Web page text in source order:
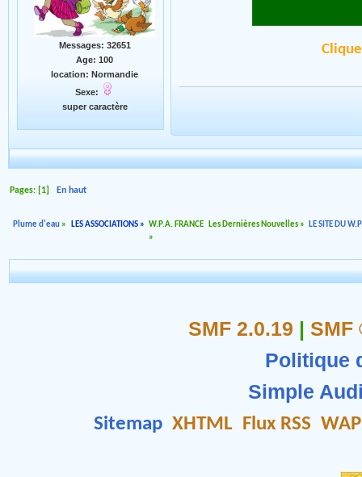
Messages: 32651
Age: 100
location: Normandie
Sexe:
super caractère
Pages: [1] En haut
Plume d'eau » LES ASSOCIATIONS» W.P.A. FRANCE
»
Les Dernières Nouvelles» LE SITE DU
SMF 2.0.19 | SMF
Politique
Simple
Sitemap XHTML Flux RSS